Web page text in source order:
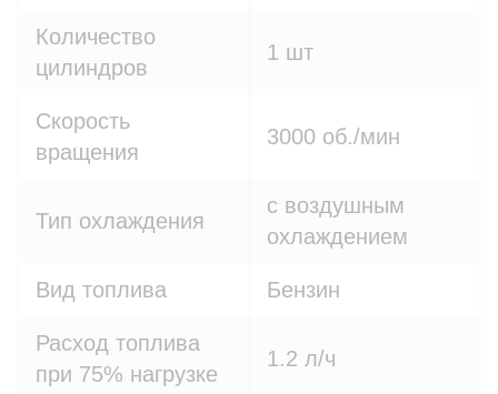
Количество
цилиндров
1 шт
Скорость
вращения
3000 об./мин
Тип охлаждения
с воздушным
охлаждением
Вид топлива Бензин
Расход топлива
при 75% нагрузке
1.2 л/ч